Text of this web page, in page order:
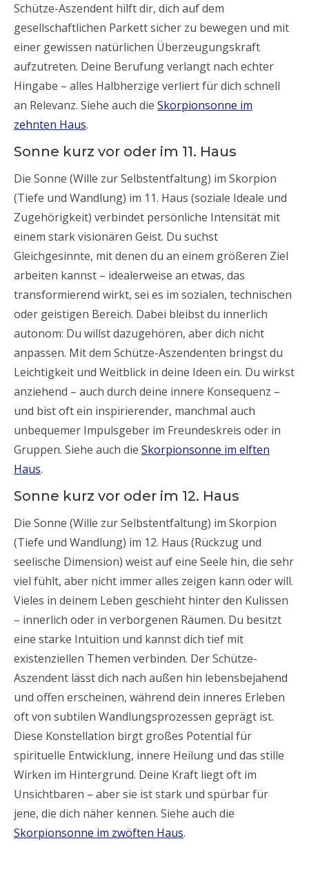
Schütze-Aszendent hilft dir, dich auf dem
gesellschaftlichen Parkett sicher zu bewegen und mit
einer gewissen natürlichen Überzeugungskraft
aufzutreten. Deine Berufung verlangt nach echter
Hingabe – alles Halbherzige verliert für dich schnell
an Relevanz. Siehe auch die Skorpionsonne im
zehnten Haus.
Sonne kurz vor oder im 11. Haus
Die Sonne (Wille zur Selbstentfaltung) im Skorpion
(Tiefe und Wandlung) im 11. Haus (soziale Ideale und
Zugehörigkeit) verbindet persönliche Intensität mit
einem stark visionären Geist. Du suchst
Gleichgesinnte, mit denen du an einem größeren Ziel
arbeiten kannst – idealerweise an etwas, das
transformierend wirkt, sei es im sozialen, technischen
oder geistigen Bereich. Dabei bleibst du innerlich
autonom: Du willst dazugehören, aber dich nicht
anpassen. Mit dem Schütze-Aszendenten bringst du
Leichtigkeit und Weitblick in deine Ideen ein. Du wirkst
anziehend – auch durch deine innere Konsequenz –
und bist oft ein inspirierender, manchmal auch
unbequemer Impulsgeber im Freundeskreis oder in
Gruppen. Siehe auch die Skorpionsonne im elften
Haus.
Sonne kurz vor oder im 12. Haus
Die Sonne (Wille zur Selbstentfaltung) im Skorpion
(Tiefe und Wandlung) im 12. Haus (Rückzug und
seelische Dimension) weist auf eine Seele hin, die sehr
viel fühlt, aber nicht immer alles zeigen kann oder will.
Vieles in deinem Leben geschieht hinter den Kulissen
– innerlich oder in verborgenen Räumen. Du besitzt
eine starke Intuition und kannst dich tief mit
existenziellen Themen verbinden. Der Schütze-
Aszendent lässt dich nach außen hin lebensbejahend
und offen erscheinen, während dein inneres Erleben
oft von subtilen Wandlungsprozessen geprägt ist.
Diese Konstellation birgt großes Potential für
spirituelle Entwicklung, innere Heilung und das stille
Wirken im Hintergrund. Deine Kraft liegt oft im
Unsichtbaren – aber sie ist stark und spürbar für
jene, die dich näher kennen. Siehe auch die
Skorpionsonne im zwöften Haus.